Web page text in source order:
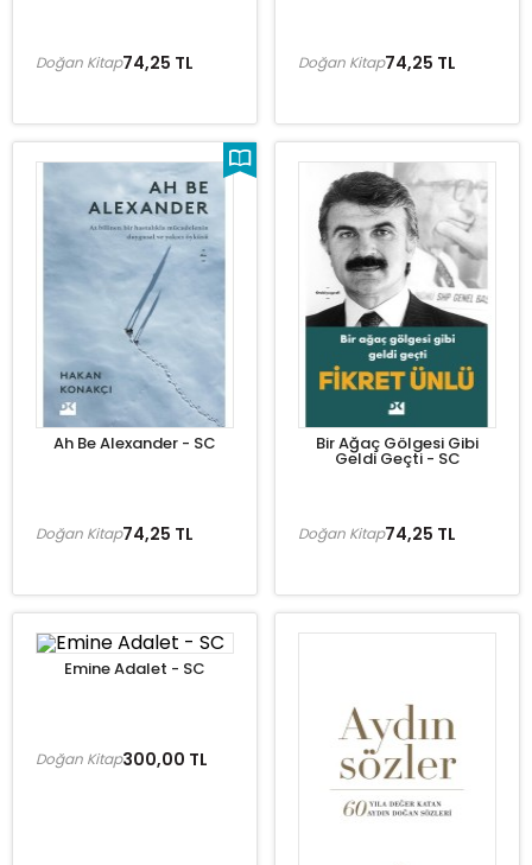
74,25 TL
Doğan Kitap 74,25 TL
Doğan Kitap
Ah Be Alexander - SC
74,25 TL
Doğan Kitap
Bir Ağaç Gölgesi Gibi
Geldi Geçti - SC
74,25 TL
Doğan Kitap
Emine Adalet - SC
300,00 TL
Doğan Kitap